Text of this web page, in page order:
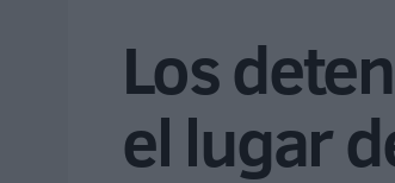
Los
el lugar